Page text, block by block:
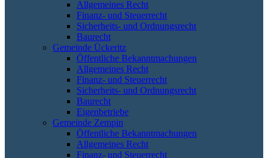
Allgemeines Recht
Finanz- und Steuerrecht
Sicherheits- und Ordnungsrecht
Baurecht
Gemeinde Ückeritz
Öffentliche Bekanntmachungen
Allgemeines Recht
Finanz- und Steuerrecht
Sicherheits- und Ordnungsrecht
Baurecht
Eigenbetriebe
Gemeinde Zempin
Öffentliche Bekanntmachungen
Allgemeines Recht
Finanz- und Steuerrecht